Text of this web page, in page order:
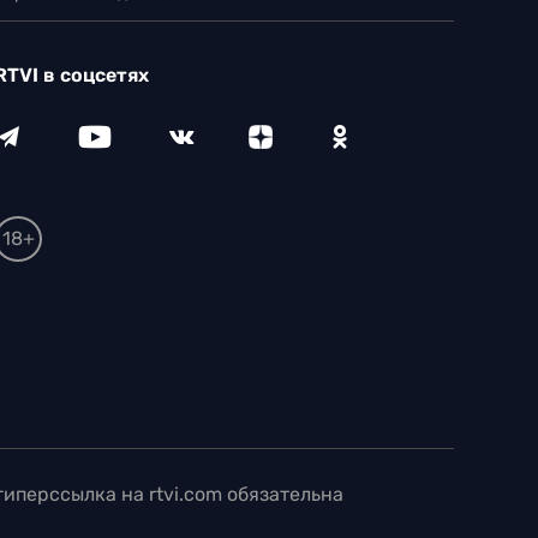
в соцсетях
18+
на rtvi.com обязательна